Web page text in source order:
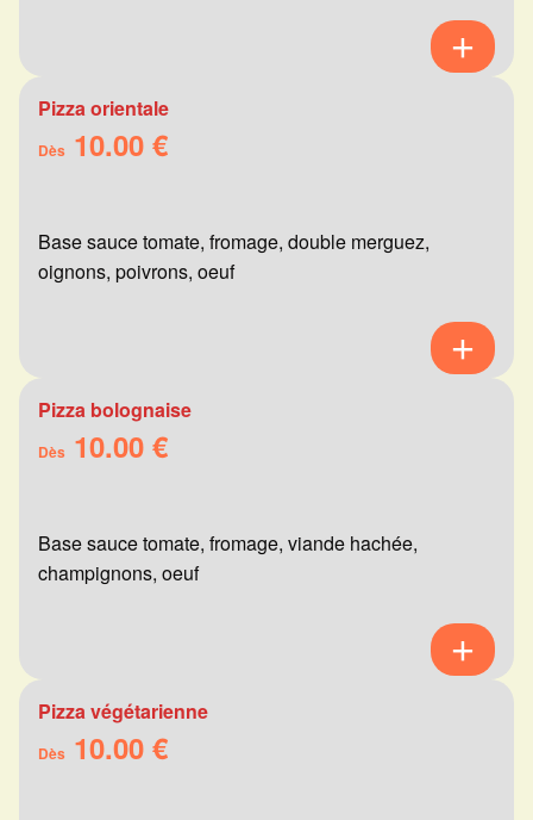
Pizza orientale
Dès 10.00 €
Base sauce tomate, fromage, double merguez,
oignons, poivrons, oeuf
Pizza bolognaise
Dès 10.00 €
Base sauce tomate, fromage, viande hachée,
champignons, oeuf
Pizza végétarienne
Dès 10.00 €